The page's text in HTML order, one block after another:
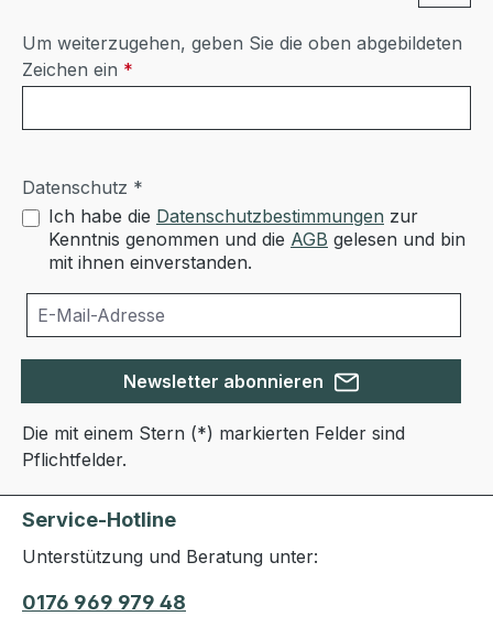
Um weiterzugehen, geben Sie die oben abgebildeten
Zeichen ein *
Datenschutz *
Ich habe die Datenschutzbestimmungen zur
Kenntnis genommen und die AGB gelesen und bin
mit ihnen einverstanden.
Newsletter abonnieren
Die mit einem Stern (*) markierten Felder sind
Pflichtfelder.
Service-Hotline
Unterstützung und Beratung unter:
0176 969 979 48